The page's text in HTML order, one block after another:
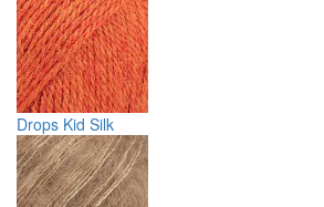
Drops Kid Silk